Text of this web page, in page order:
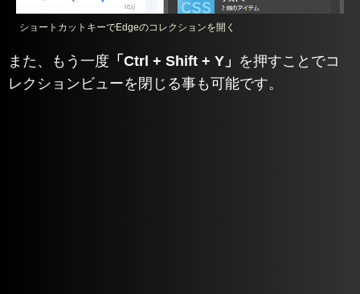
ショートカットキーでEdgeのコレクションを開く
また、もう一度 「Ctrl + Shift + Y」 を押すことでコ
レクションビューを閉じる事も可能です。